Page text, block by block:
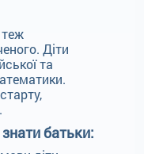
Діти
та
батьки: